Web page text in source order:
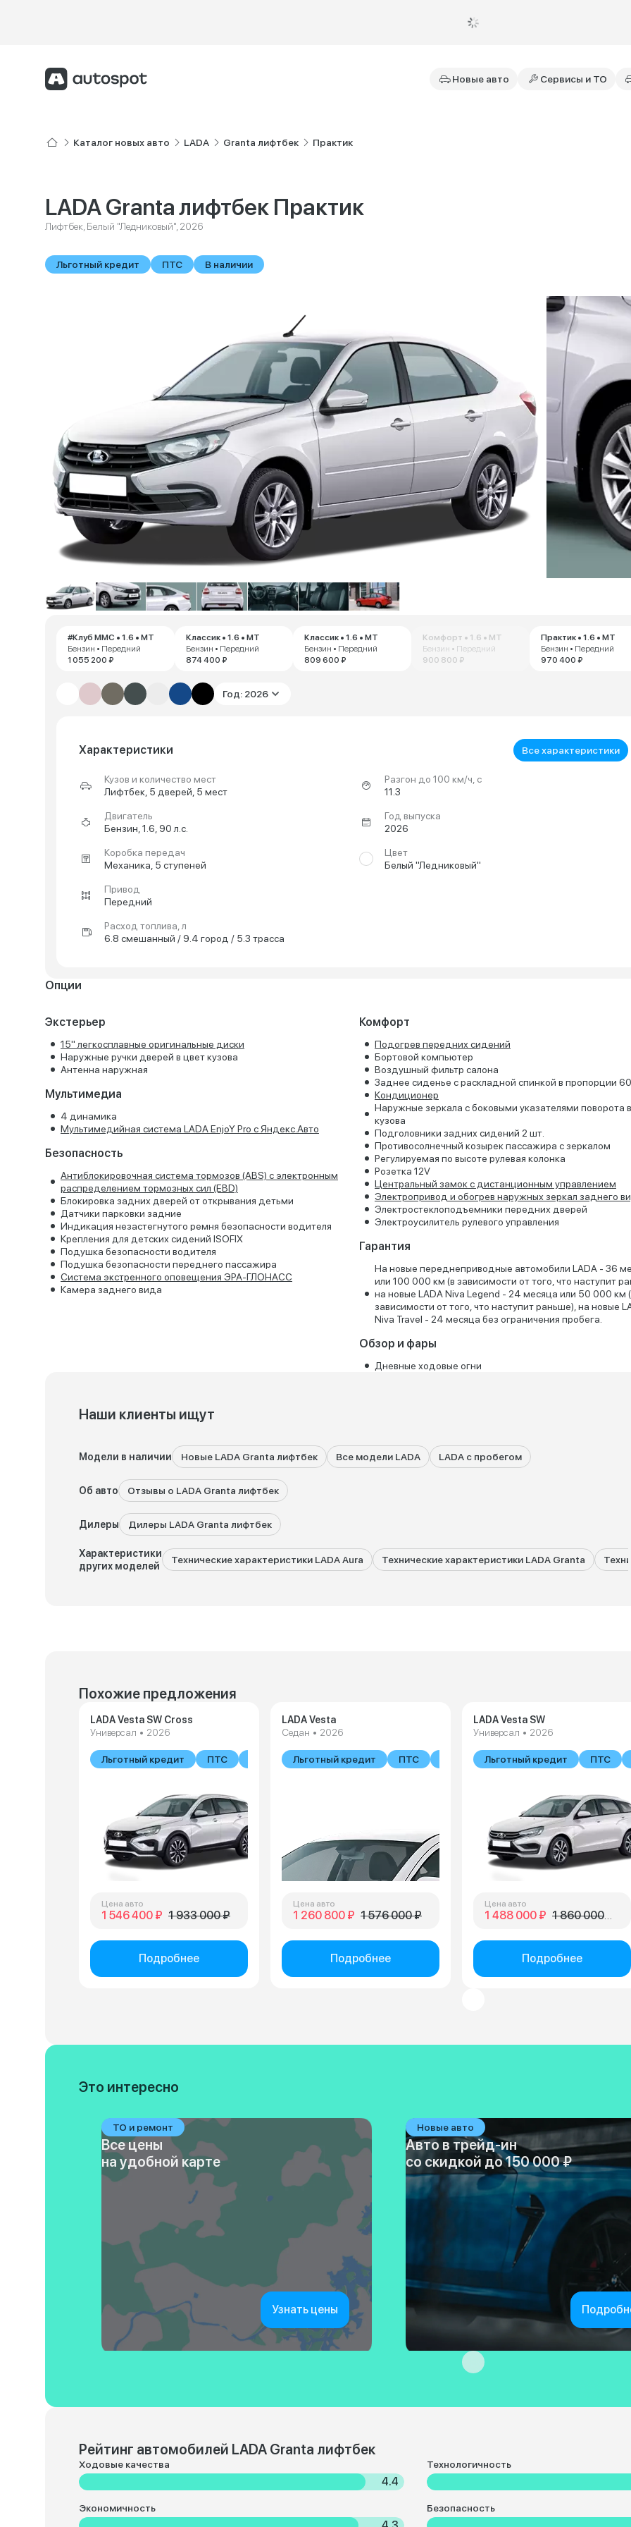
Новые авто Сервисы и ТО
Каталог новых авто LADA Granta лифтбек Практик
LADA Granta лифтбек Практик
Лифтбек, Белый "Ледниковый", 2026
Льготный кредит ПТС В наличии
#Клуб ММС • 1.6 • MT
Бензин • Передний
1 055 200 ₽
Классик • 1.6 • MT
Бензин • Передний
874 400 ₽
Классик • 1.6 • MT
Бензин • Передний
809 600 ₽
Комфорт • 1.6 • MT
Бензин • Передний
900 800 ₽
Практик • 1.6 • MT
Бензин • Передний
970 400 ₽
Год: 2026
Характеристики Все характеристики
Кузов и количество мест
Лифтбек, 5 дверей, 5 мест
Двигатель
Бензин, 1.6, 90 л.с.
Коробка передач
Механика, 5 ступеней
Привод
Передний
Расход топлива, л
6.8 смешанный / 9.4 город / 5.3 трасса
Разгон до 100 км/ч, с
11.3
Год выпуска
2026
Цвет
Белый "Ледниковый"
Опции
Экстерьер
15'' легкосплавные оригинальные диски
Наружные ручки дверей в цвет кузова
Антенна наружная
Мультимедиа
4 динамика
Мультимедийная система LADA EnjoY Pro с Яндекс.Авто
Безопасность
Антиблокировочная система тормозов (ABS) с электронным
распределением тормозных сил (EBD)
Блокировка задних дверей от открывания детьми
Датчики парковки задние
Индикация незастегнутого ремня безопасности водителя
Крепления для детских сидений ISOFIX
Подушка безопасности водителя
Подушка безопасности переднего пассажира
Система экстренного оповещения ЭРА-ГЛОНАСС
Камера заднего вида
Комфорт
Подогрев передних сидений
Бортовой компьютер
Воздушный фильтр салона
Заднее сиденье с раскладной спинкой в пропорции
Кондиционер
Наружные зеркала с боковыми указателями поворота
кузова
Подголовники задних сидений 2 шт.
Противосолнечный козырек пассажира с зеркалом
Регулируемая по высоте рулевая колонка
Розетка 12V
Центральный замок с дистанционным управлением
Электропривод и обогрев наружных зеркал заднего
Электростеклоподъемники передних дверей
Электроусилитель рулевого управления
Гарантия
На новые переднеприводные автомобили LADA - 36
или 100 000 км (в зависимости от того, что наступит
на новые LADA Niva Legend - 24 месяца или 50 000 км
зависимости от того, что наступит раньше), на новые
Niva Travel - 24 месяца без ограничения пробега.
Обзор и фары
Дневные ходовые огни
Наши клиенты ищут
Модели в наличии Новые LADA Granta лифтбек Все модели LADA LADA с пробегом
Об авто Отзывы о LADA Granta лифтбек
Дилеры Дилеры LADA Granta лифтбек
Характеристики
других моделей
Технические характеристики LADA Aura Технические характеристики LADA Granta
Похожие предложения
LADA Vesta SW Cross
Универсал • 2026
Льготный кредит ПТС В наличии
Цена авто
1 546 400 ₽ 1 933 000 ₽
Подробнее
LADA Vesta
Седан • 2026
Льготный кредит ПТС В наличии
Цена авто
1 260 800 ₽ 1 576 000 ₽
Подробнее
LADA Vesta SW
Универсал • 2026
Льготный кредит ПТС
Цена авто
1 488 000 ₽ 1 860 000 ₽
Подробнее
Это интересно
ТО и ремонт
Все цены
на удобной карте
Узнать цены
Новые авто
Авто в трейд-ин
со скидкой до 150 000 ₽
Рейтинг автомобилей LADA Granta лифтбек
Ходовые качества
4.4
Технологичность
Экономичность Безопасность